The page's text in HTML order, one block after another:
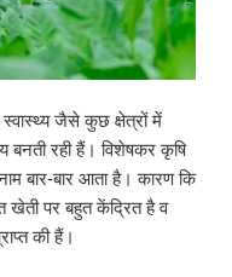
जैसे कुछ क्षेत्रों में
बनती रही हैं। विशेषकर कृषि
बार-बार आता है। कारण कि
खेती पर बहुत केंद्रित है व
की हैं।